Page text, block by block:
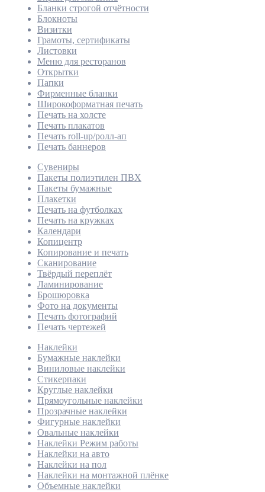
Бланки строгой отчётности
Блокноты
Визитки
Грамоты, сертификаты
Листовки
Меню для ресторанов
Открытки
Папки
Фирменные бланки
Широкоформатная печать
Печать на холсте
Печать плакатов
Печать roll-up/ролл-ап
Печать баннеров
Сувениры
Пакеты полиэтилен ПВХ
Пакеты бумажные
Плакетки
Печать на футболках
Печать на кружках
Календари
Копицентр
Копирование и печать
Сканирование
Твёрдый переплёт
Ламинирование
Брошюровка
Фото на документы
Печать фотографий
Печать чертежей
Наклейки
Бумажные наклейки
Виниловые наклейки
Стикерпаки
Круглые наклейки
Прямоугольные наклейки
Прозрачные наклейки
Фигурные наклейки
Овальные наклейки
Наклейки Режим работы
Наклейки на авто
Наклейки на пол
Наклейки на монтажной плёнке
Объемные наклейки